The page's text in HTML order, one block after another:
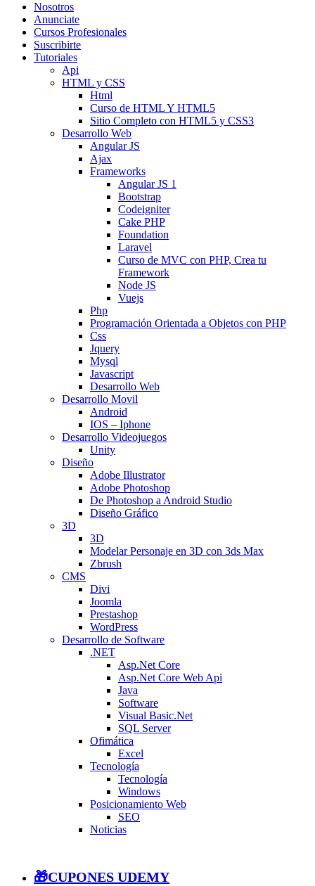
Nosotros
Anunciate
Cursos Profesionales
Suscribirte
Tutoriales
Api
HTML y CSS
Html
Curso de HTML Y HTML5
Sitio Completo con HTML5 y CSS3
Desarrollo Web
Angular JS
Ajax
Frameworks
Angular JS 1
Bootstrap
Codeigniter
Cake PHP
Foundation
Laravel
Curso de MVC con PHP, Crea tu
Framework
Node JS
Vuejs
Php
Programación Orientada a Objetos con PHP
Css
Jquery
Mysql
Javascript
Desarrollo Web
Desarrollo Movil
Android
IOS – Iphone
Desarrollo Videojuegos
Unity
Diseño
Adobe Illustrator
Adobe Photoshop
De Photoshop a Android Studio
Diseño Gráfico
3D
3D
Modelar Personaje en 3D con 3ds Max
Zbrush
CMS
Divi
Joomla
Prestashop
WordPress
Desarrollo de Software
.NET
Asp.Net Core
Asp.Net Core Web Api
Java
Software
Visual Basic.Net
SQL Server
Ofimática
Excel
Tecnología
Tecnología
Windows
Posicionamiento Web
SEO
Noticias
🎁CUPONES UDEMY